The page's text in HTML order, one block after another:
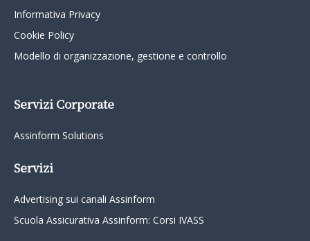
Informativa Privacy
Cookie Policy
Modello di organizzazione, gestione e controllo
Servizi Corporate
Assinform Solutions
Servizi
Advertising sui canali Assinform
Scuola Assicurativa Assinform: Corsi IVASS